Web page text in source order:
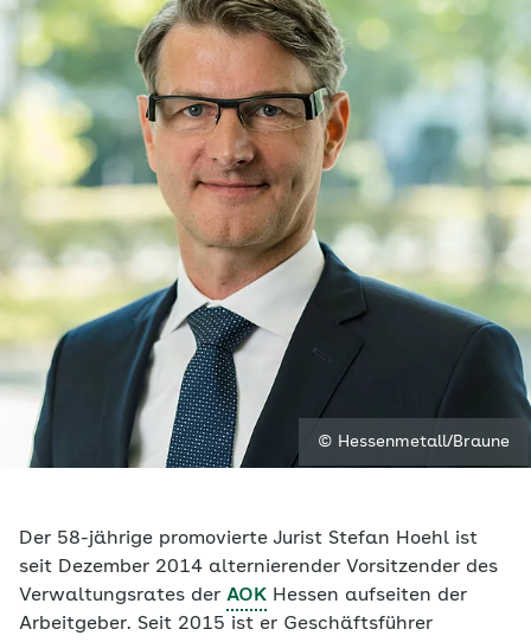
© Hessenmetall/Braune
Der 58-jährige promovierte Jurist Stefan Hoehl ist
seit Dezember 2014 alternierender Vorsitzender des
Verwaltungsrates der AOK Hessen aufseiten der
Arbeitgeber. Seit 2015 ist er Geschäftsführer